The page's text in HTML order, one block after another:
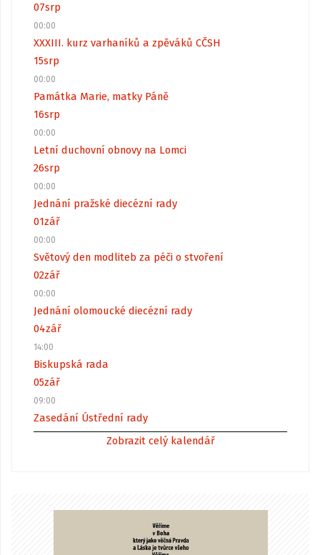
07srp
00:00
XXXIII. kurz varhaníků a zpěváků CČSH
15srp
00:00
Památka Marie, matky Páně
16srp
00:00
Letní duchovní obnovy na Lomci
26srp
00:00
Jednání pražské diecézní rady
01zář
00:00
Světový den modliteb za péči o stvoření
02zář
00:00
Jednání olomoucké diecézní rady
04zář
14:00
Biskupská rada
05zář
09:00
Zasedání Ústřední rady
Zobrazit celý kalendář